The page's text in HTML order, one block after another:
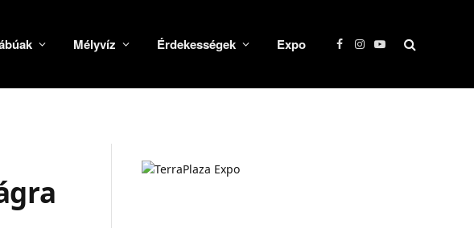
Mélyvíz Érdekességek Expo Facebook
Instagram
YouTube